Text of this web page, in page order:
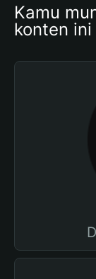
Kamu
konten ini